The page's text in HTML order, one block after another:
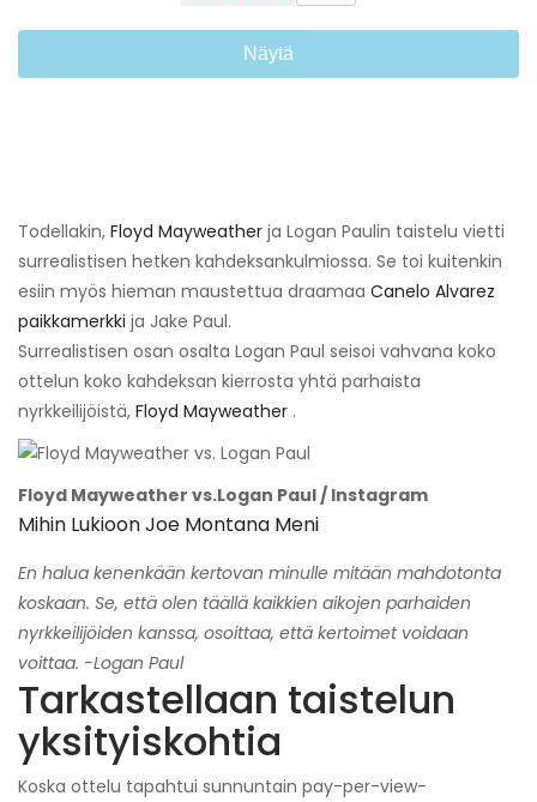
Näytä
Todellakin, Floyd Mayweather ja Logan Paulin taistelu vietti
surrealistisen hetken kahdeksankulmiossa. Se toi kuitenkin
esiin myös hieman maustettua draamaa Canelo Alvarez
paikkamerkki ja Jake Paul.
Surrealistisen osan osalta Logan Paul seisoi vahvana koko
ottelun koko kahdeksan kierrosta yhtä parhaista
nyrkkeilijöistä, Floyd Mayweather .
Floyd Mayweather vs.Logan Paul / Instagram
Mihin Lukioon Joe Montana Meni
En halua kenenkään kertovan minulle mitään mahdotonta
koskaan. Se, että olen täällä kaikkien aikojen parhaiden
nyrkkeilijöiden kanssa, osoittaa, että kertoimet voidaan
voittaa. -Logan Paul
Tarkastellaan taistelun
yksityiskohtia
Koska ottelu tapahtui sunnuntain pay-per-view-